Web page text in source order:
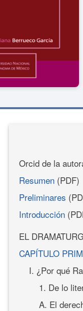
Orcid de la
Resumen (PDF)
Preliminares
Introducción
EL
CAPÍTULO
I. ¿Por qué
1. De lo
A. El